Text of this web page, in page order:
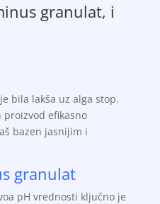
granulat, i
bila lakša uz alga stop.
efikasno
bazen jasnijim i
granulat
pH vrednosti ključno je